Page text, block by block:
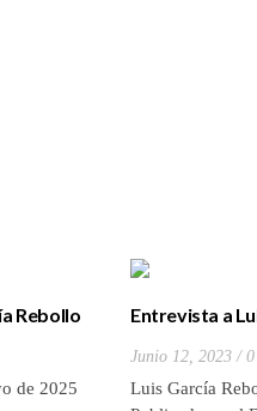
Rebollo
de 2025
Entrevista a
Junio 12, 2023 0
Luis García